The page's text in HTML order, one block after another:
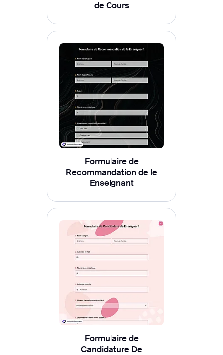
de Cours
Formulaire de
Recommandation de le
Enseignant
Formulaire de
Candidature De